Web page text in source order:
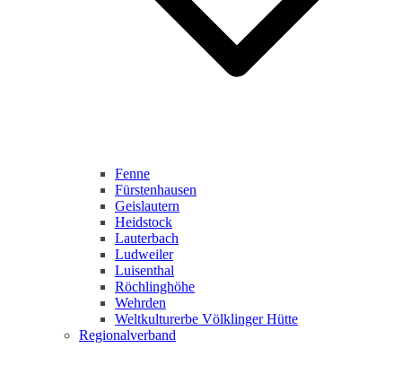
Fenne
Fürstenhausen
Geislautern
Heidstock
Lauterbach
Ludweiler
Luisenthal
Röchlinghöhe
Wehrden
Weltkulturerbe Völklinger Hütte
Regionalverband